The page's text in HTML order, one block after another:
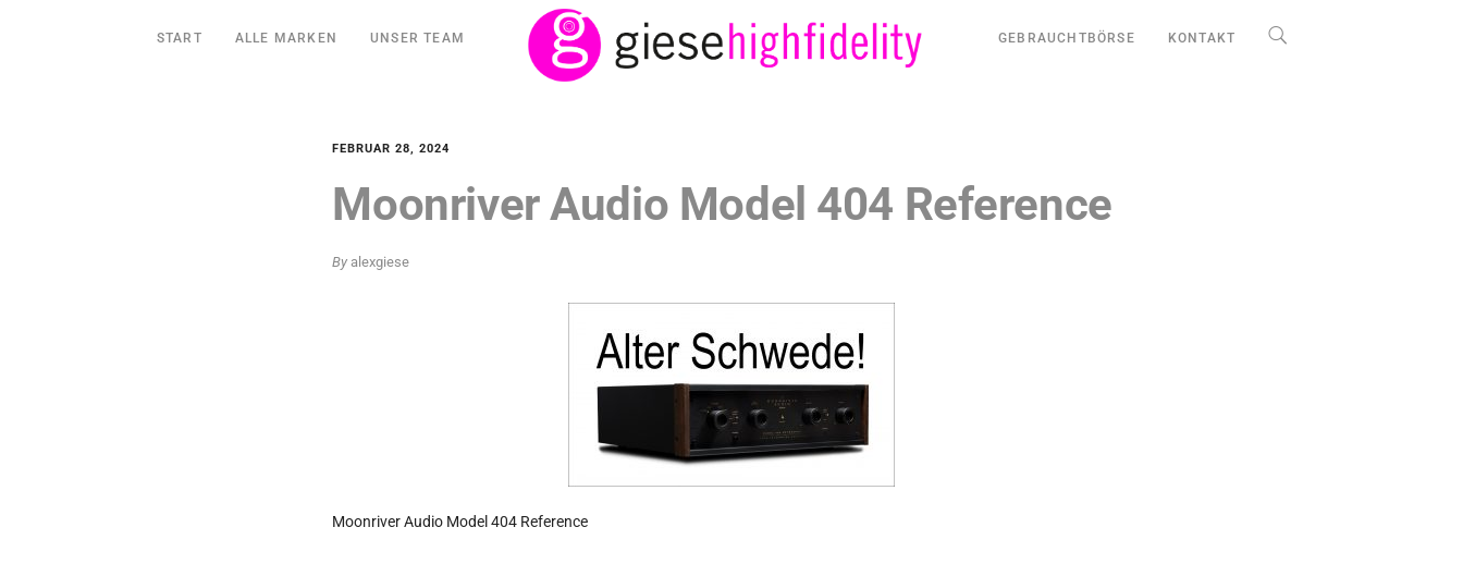
START ALLE MARKEN UNSER TEAM GEBRAUCHTBÖRSE KONTAKT
FEBRUAR 28, 2024
Moonriver Audio Model 404 Reference
Byalexgiese
Moonriver Audio Model 404 Reference